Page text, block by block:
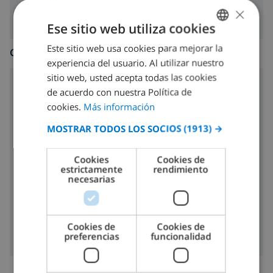
COCINA
placa de cocina con 4 hornillos
horno
microondas
SPANISH
DUTCH
FRENCH
GERMAN
CATALAN
ITALIAN
DANISH
×
Ese sitio web utiliza cookies
Este sitio web usa cookies para mejorar la
experiencia del usuario. Al utilizar nuestro
sitio web, usted acepta todas las cookies
de acuerdo con nuestra Política de
cookies. Más información
MOSTRAR TODOS LOS SOCIOS (1913) →
Cookies
estrictamente
necesarias
Cookies de
rendimiento
Cookies de
preferencias
Cookies de
funcionalidad